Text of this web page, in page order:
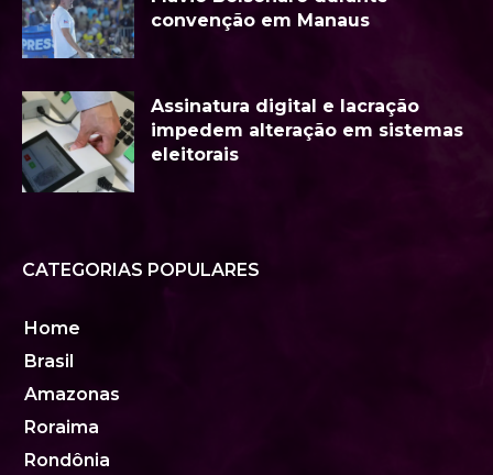
convenção em Manaus
Assinatura digital e lacração
impedem alteração em sistemas
eleitorais
CATEGORIAS POPULARES
Home
Brasil
Amazonas
Roraima
Rondônia